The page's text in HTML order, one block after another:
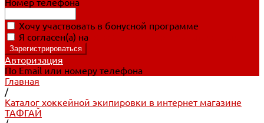
Номер телефона
Хочу участвовать в бонусной программе
Я согласен(а) на
Авторизация
По Email или номеру телефона
Главная
/
Каталог хоккейной экипировки в интернет магазине
ТАФГАЙ